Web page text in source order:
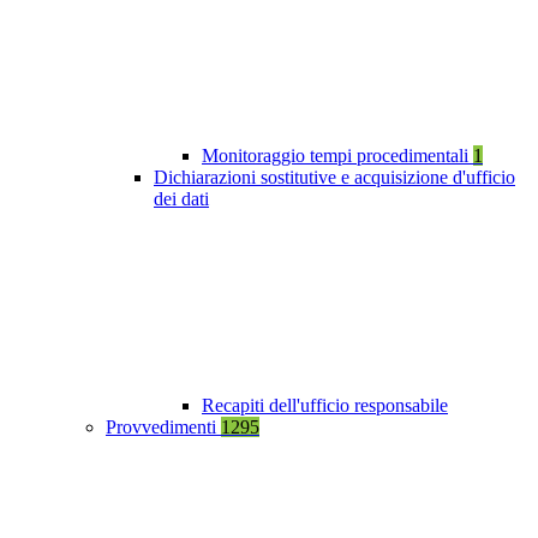
Monitoraggio tempi procedimentali 1
Dichiarazioni sostitutive e acquisizione d'ufficio
dei dati
Recapiti dell'ufficio responsabile
Provvedimenti 1295